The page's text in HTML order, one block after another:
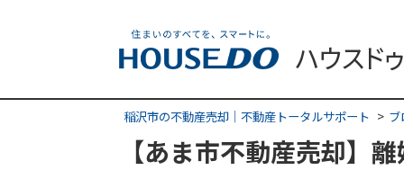
稲沢市の不動産売却｜不動産トータルサポート ブ
【あま市不動産売却】